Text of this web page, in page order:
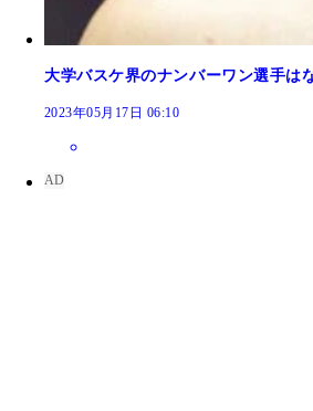
大学バスケ界のナンバーワン選手は
2023年05月17日 06:10